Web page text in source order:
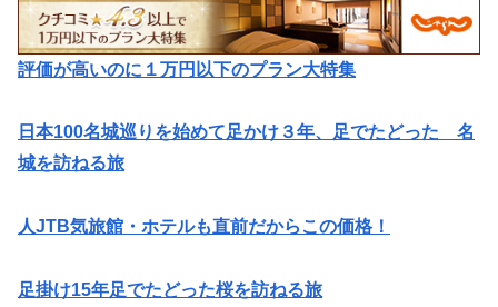
評価が高いのに１万円以下のプラン大特集
日本100名城巡りを始めて足かけ３年、足でたどった 名
城を訪ねる旅
人JTB気旅館・ホテルも直前だからこの価格！
足掛け15年足でたどった桜を訪ねる旅